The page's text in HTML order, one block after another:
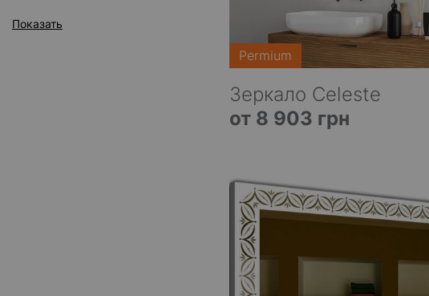
Показать
Permium
Зеркало Celeste
от 8 903 грн